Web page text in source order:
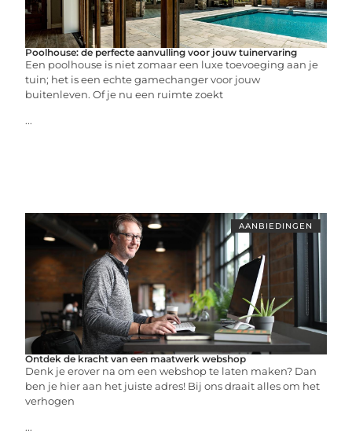
Poolhouse: de perfecte aanvulling voor jouw tuinervaring
Een poolhouse is niet zomaar een luxe toevoeging aan je
tuin; het is een echte gamechanger voor jouw
buitenleven. Of je nu een ruimte zoekt
...
AANBIEDINGEN
Ontdek de kracht van een maatwerk webshop
Denk je erover na om een webshop te laten maken? Dan
ben je hier aan het juiste adres! Bij ons draait alles om het
verhogen
...